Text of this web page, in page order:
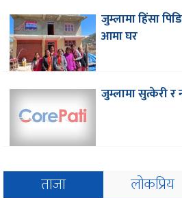
जुम्लामा हिंसा
आमा घर
जुम्लामा सुत्केरी
ताजा लोकप्रिय